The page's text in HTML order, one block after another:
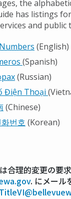
the
has listings
and
(English)
(Spanish)
(Russian)
Điện Thoại
(Chinese)
번호 (Korean)
合理的変更の要
. にメール